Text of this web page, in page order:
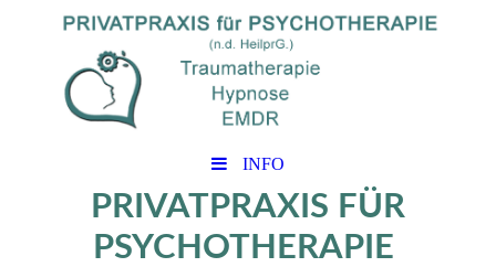
INFO
PRIVATPRAXIS FÜR
PSYCHOTHERAPIE